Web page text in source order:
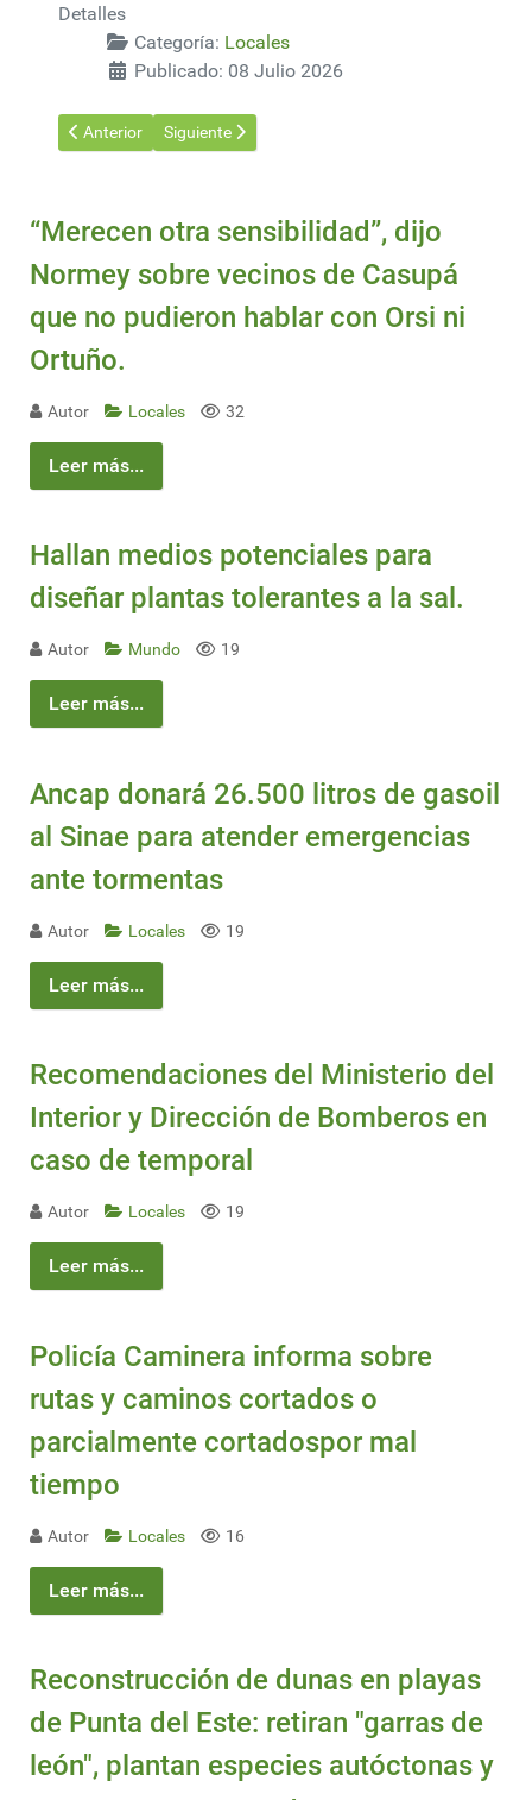
Detalles
Categoría: Locales
Publicado: 08 Julio 2026
Artículo anterior: Datos que hablan
Anterior Artículo siguiente: Del suelo al cielo
Siguiente
“Merecen otra sensibilidad”, dijo
Normey sobre vecinos de Casupá
que no pudieron hablar con Orsi ni
Ortuño.
Autor Locales 32
Leer más...
Hallan medios potenciales para
diseñar plantas tolerantes a la sal.
Autor Mundo 19
Leer más...
Ancap donará 26.500 litros de gasoil
al Sinae para atender emergencias
ante tormentas
Autor Locales 19
Leer más...
Recomendaciones del Ministerio del
Interior y Dirección de Bomberos en
caso de temporal
Autor Locales 19
Leer más...
Policía Caminera informa sobre
rutas y caminos cortados o
parcialmente cortadospor mal
tiempo
Autor Locales 16
Leer más...
Reconstrucción de dunas en playas
de Punta del Este: retiran "garras de
león", plantan especies autóctonas y